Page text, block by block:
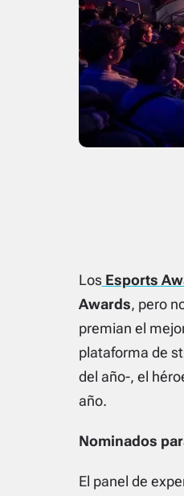
LosEsports
Awards, pero
premian el
plataforma de
del año-, el
año.
Nominados
El panel de